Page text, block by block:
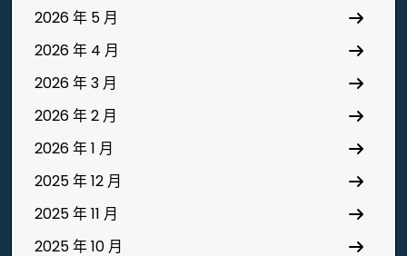
2026 年 5 月
2026 年 4 月
2026 年 3 月
2026 年 2 月
2026 年 1 月
2025 年 12 月
2025 年 11 月
2025 年 10 月